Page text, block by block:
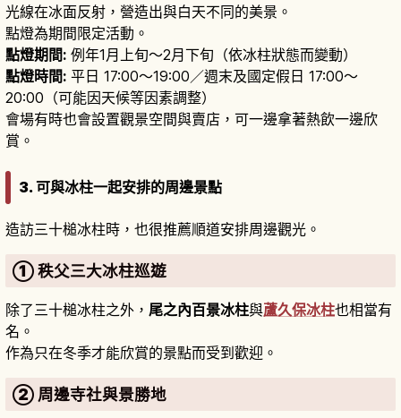
光線在冰面反射，營造出與白天不同的美景。
點燈為期間限定活動。
點燈期間: 例年1月上旬～2月下旬（依冰柱狀態而變動）
點燈時間: 平日 17:00～19:00／週末及國定假日 17:00～
20:00（可能因天候等因素調整）
會場有時也會設置觀景空間與賣店，可一邊拿著熱飲一邊欣
賞。
3. 可與冰柱一起安排的周邊景點
造訪三十槌冰柱時，也很推薦順道安排周邊觀光。
① 秩父三大冰柱巡遊
除了三十槌冰柱之外， 尾之內百景冰柱與蘆久保冰柱也相當有
名。
作為只在冬季才能欣賞的景點而受到歡迎。
② 周邊寺社與景勝地